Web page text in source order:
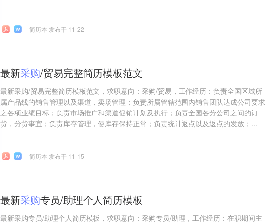
简历本 发布于 11-22
最新采购/贸易完整简历模板范文
最新采购/贸易完整简历模板范文，求职意向：采购/贸易，工作经历：负责全国区域所
属产品线的销售管理以及渠道，卖场管理；负责所属管辖范围内销售团队达成公司要求
之各项业绩目标；负责市场推广和渠道促销计划及执行；负责全国各分公司之间的订
货，分货事宜；负责库存管理，使库存保持正常；负责统计返点以及返点的发放；...
简历本 发布于 11-15
最新采购专员/助理个人简历模板
最新采购专员/助理个人简历模板，求职意向：采购专员/助理，工作经历：在职期间主